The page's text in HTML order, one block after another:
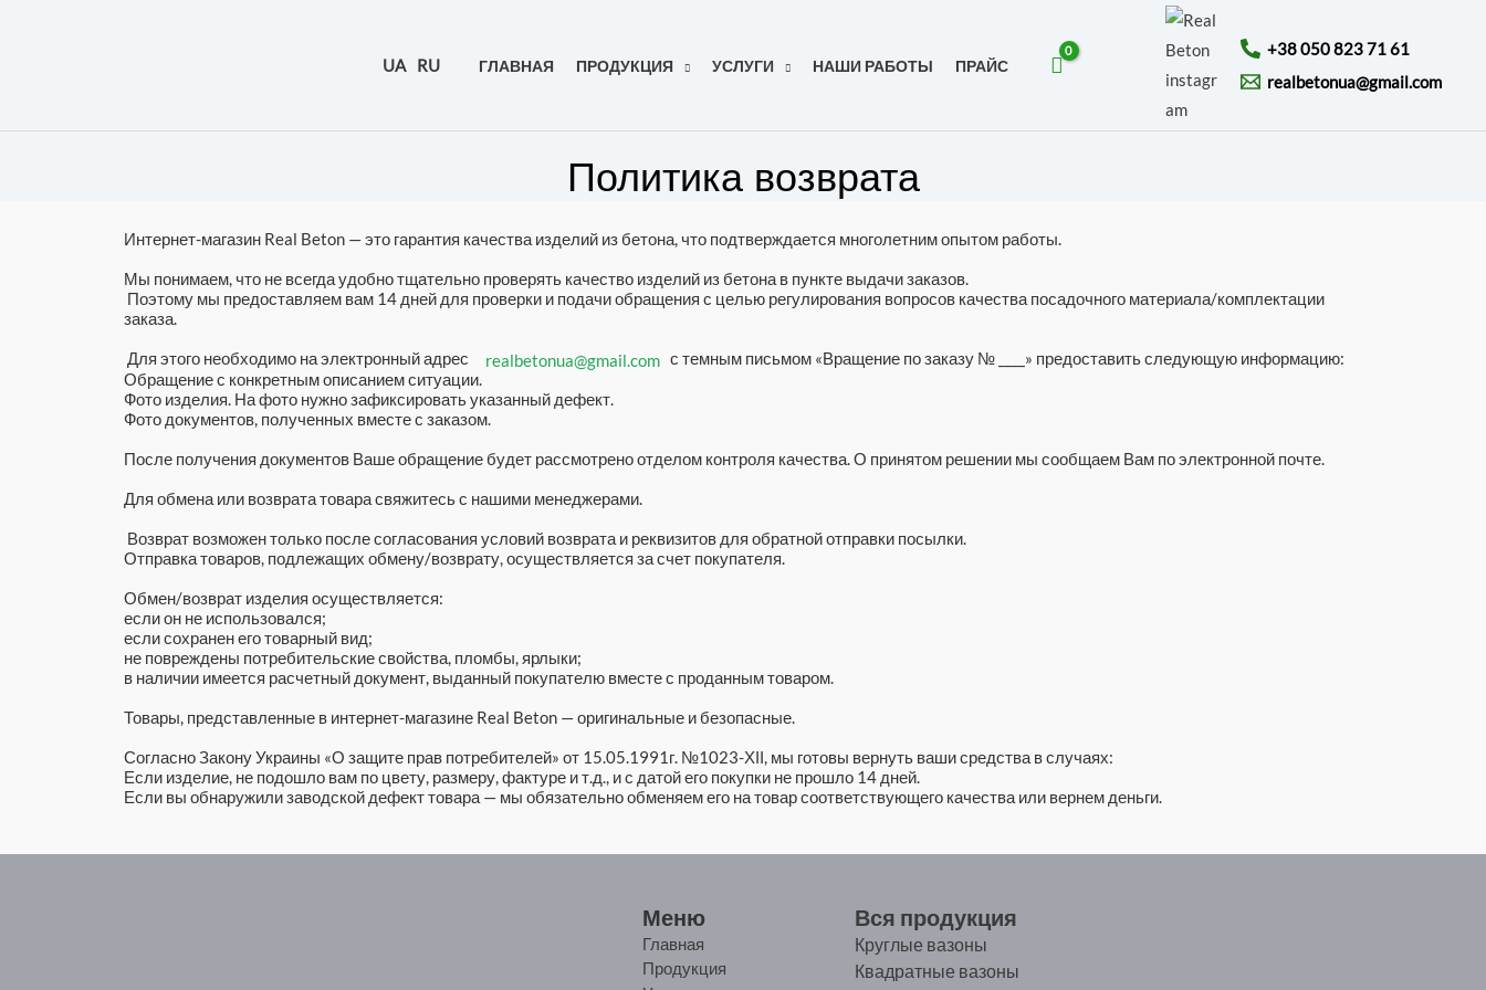
UA RU ГЛАВНАЯ ПРОДУКЦИЯ УСЛУГИ НАШИ РАБОТЫ ПРАЙС
+38 050 823 71 61
realbetonua@gmail.com
Политика возврата
Интернет-магазин Real Beton — это гарантия качества изделий из бетона, что подтверждается многолетним опытом работы.
Мы понимаем, что не всегда удобно тщательно проверять качество изделий из бетона в пункте выдачи заказов.
Поэтому мы предоставляем вам 14 дней для проверки и подачи обращения с целью регулирования вопросов качества посадочного материала/комплектации
заказа.
Для этого необходимо на электронный адрес
realbetonua@gmail.com с темным письмом «Вращение по заказу № ____» предоставить следующую информацию:
Обращение с конкретным описанием ситуации.
Фото изделия. На фото нужно зафиксировать указанный дефект.
Фото документов, полученных вместе с заказом.
После получения документов Ваше обращение будет рассмотрено отделом контроля качества. О принятом решении мы сообщаем Вам по электронной почте.
Для обмена или возврата товара свяжитесь с нашими менеджерами.
Возврат возможен только после согласования условий возврата и реквизитов для обратной отправки посылки.
Отправка товаров, подлежащих обмену/возврату, осуществляется за счет покупателя.
Обмен/возврат изделия осуществляется:
если он не использовался;
если сохранен его товарный вид;
не повреждены потребительские свойства, пломбы, ярлыки;
в наличии имеется расчетный документ, выданный покупателю вместе с проданным товаром.
Товары, представленные в интернет-магазине Real Beton — оригинальные и безопасные.
Согласно Закону Украины «О защите прав потребителей» от 15.05.1991г. №1023-ХІІ, мы готовы вернуть ваши средства в случаях:
Если изделие, не подошло вам по цвету, размеру, фактуре и т.д., и с датой его покупки не прошло 14 дней.
Если вы обнаружили заводской дефект товара — мы обязательно обменяем его на товар соответствующего качества или вернем деньги.
Меню
Главная
Продукция
Вся продукция
Круглые вазоны
Квадратные вазоны